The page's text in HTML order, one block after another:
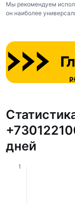
Мы рекомендуем
он наиболее
дней